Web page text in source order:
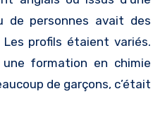
de personnes avait des
profils étaient variés.
formation en chimie
de garçons, c’était